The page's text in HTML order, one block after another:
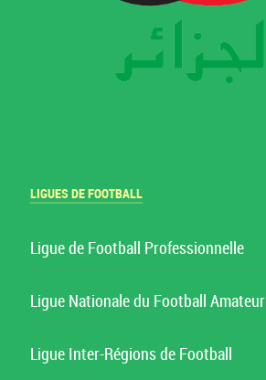
LIGUES DE FOOTBALL
Ligue de Football Professionnelle
Ligue Nationale du Football Amateur
Ligue Inter-Régions de Football